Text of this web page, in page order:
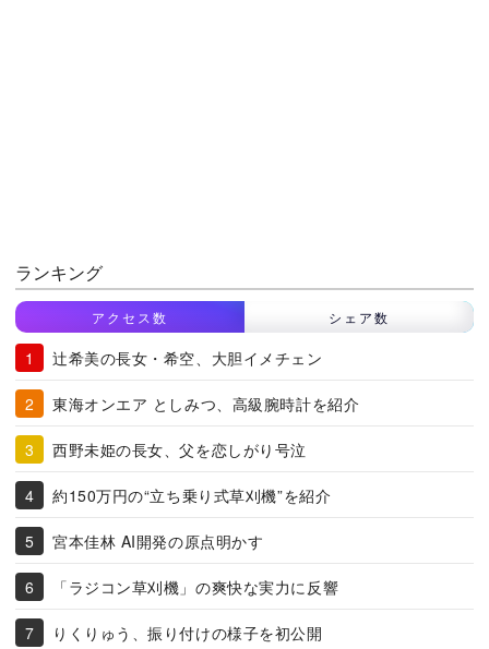
ランキング
アクセス数 シェア数
辻希美の長女・希空、大胆イメチェン
東海オンエア としみつ、高級腕時計を紹介
西野未姫の長女、父を恋しがり号泣
約150万円の“立ち乗り式草刈機”を紹介
宮本佳林 AI開発の原点明かす
「ラジコン草刈機」の爽快な実力に反響
りくりゅう、振り付けの様子を初公開